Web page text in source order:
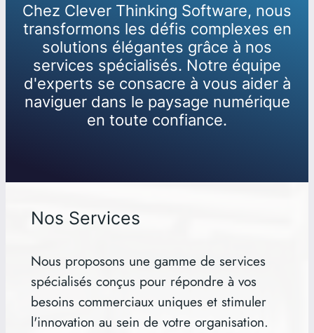
Chez Clever Thinking Software, nous
transformons les défis complexes en
solutions élégantes grâce à nos
services spécialisés. Notre équipe
d'experts se consacre à vous aider à
naviguer dans le paysage numérique
en toute confiance.
Nos Services
Nous proposons une gamme de services
spécialisés conçus pour répondre à vos
besoins commerciaux uniques et stimuler
l'innovation au sein de votre organisation.